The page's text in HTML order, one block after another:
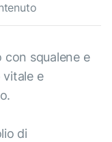
squalene e
vitale e
di